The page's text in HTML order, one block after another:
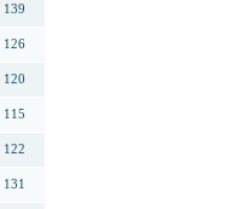
139
126
120
115
122
131